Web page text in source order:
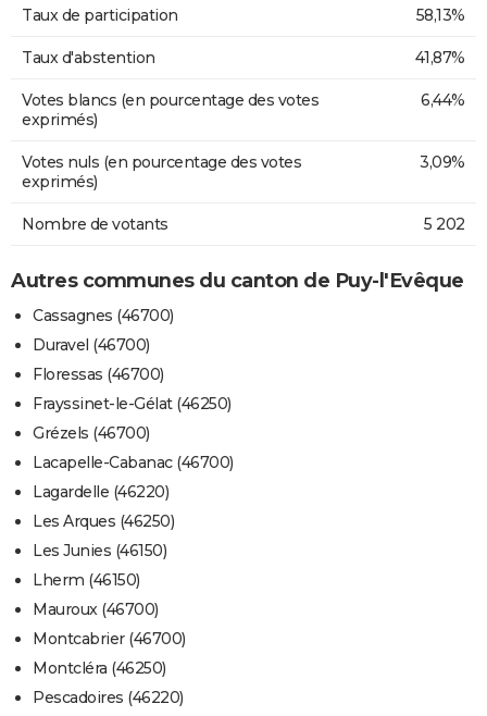
Taux de participation 58,13%
Taux d'abstention 41,87%
Votes blancs (en pourcentage des votes
exprimés)
6,44%
Votes nuls (en pourcentage des votes
exprimés)
3,09%
Nombre de votants 5 202
Autres communes du canton de Puy-l'Evêque
Cassagnes (46700)
Duravel (46700)
Floressas (46700)
Frayssinet-le-Gélat (46250)
Grézels (46700)
Lacapelle-Cabanac (46700)
Lagardelle (46220)
Les Arques (46250)
Les Junies (46150)
Lherm (46150)
Mauroux (46700)
Montcabrier (46700)
Montcléra (46250)
Pescadoires (46220)